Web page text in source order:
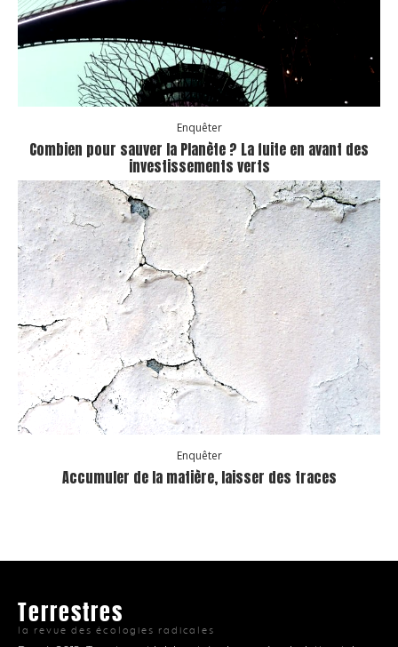
Enquêter
Combien pour sauver la Planète ? La fuite en avant des
investissements verts
Enquêter
Accumuler de la matière, laisser des traces
Terrestres
la revue des écologies radicales